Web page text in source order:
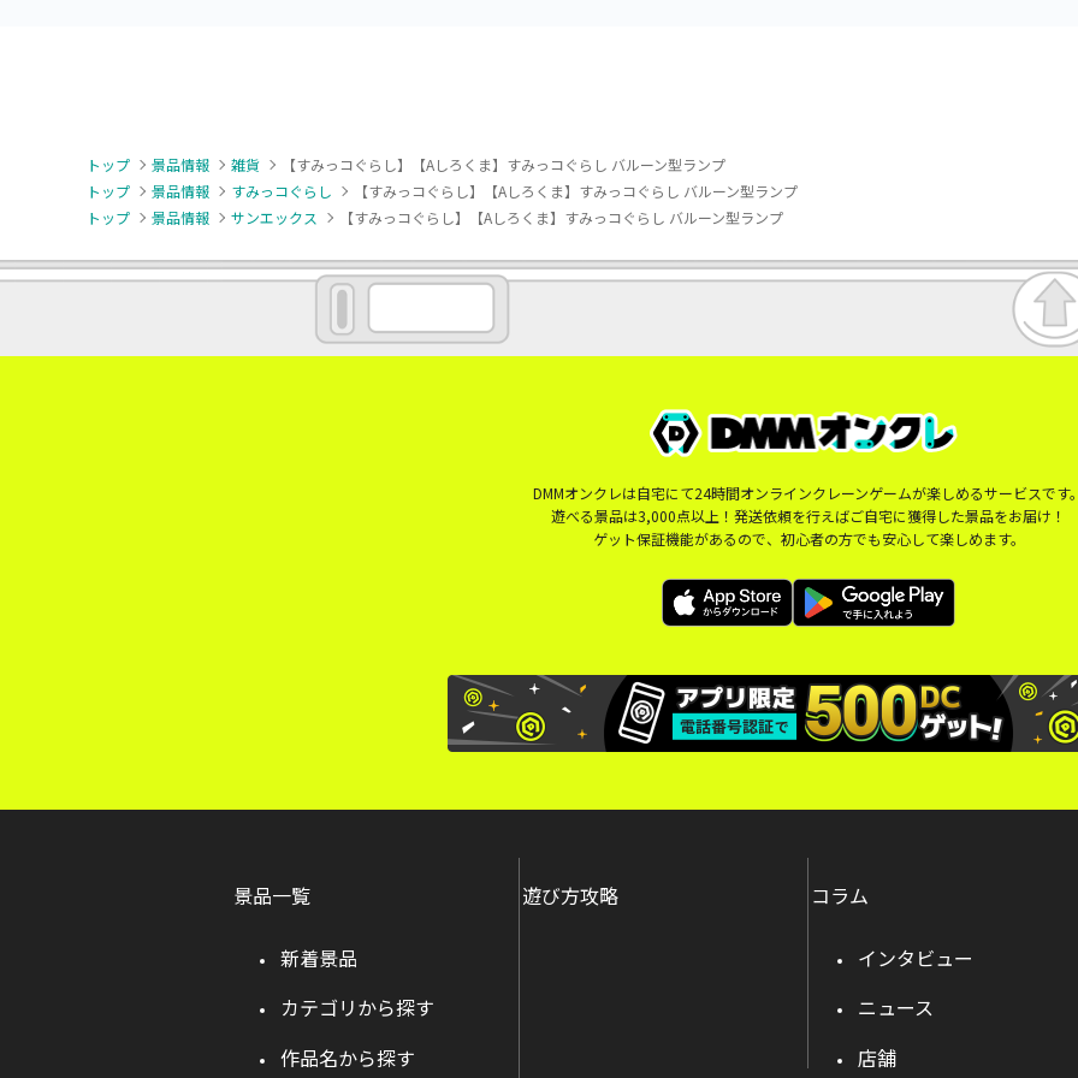
トップ 景品情報 雑貨
【すみっコぐらし】【Aしろくま】すみっコぐらし バルーン型ランプ
トップ
景品情報 すみっコぐらし
【すみっコぐらし】【Aしろくま】すみっコぐらし バルーン型ランプ
トップ
景品情報 サンエックス 【すみっコぐらし】【Aしろくま】すみっコぐらし バルーン型ランプ
DMMオンクレは自宅にて24時間オンラインクレーンゲームが楽しめるサービスです
遊べる景品は3,000点以上！発送依頼を行えばご自宅に獲得した景品をお届け！
ゲット保証機能があるので、初心者の方でも安心して楽しめます。
景品一覧
新着景品
カテゴリから探す
作品名から探す
遊び方攻略 コラム
インタビュー
ニュース
店舗